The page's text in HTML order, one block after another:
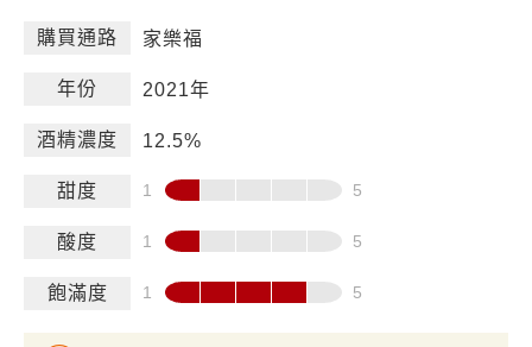
購買通路 家樂福
年份 2021年
酒精濃度 12.5%
甜度
酸度
飽滿度